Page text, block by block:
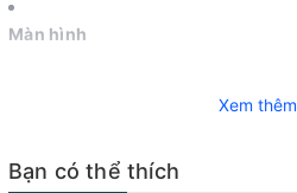
Màn hình
Sạc
Xem thêm
Bạn có thể thích